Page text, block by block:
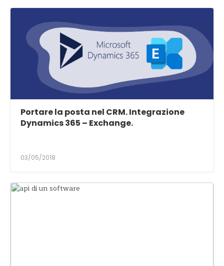
Portare la posta nel CRM. Integrazione
Dynamics 365 – Exchange.
03/05/2018